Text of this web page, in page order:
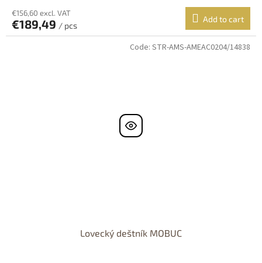
€156,60 excl. VAT
€189,49 / pcs
Add to cart
Lovecký deštník MOBUC
Code: STR-AMS-AMEAC0204/14838